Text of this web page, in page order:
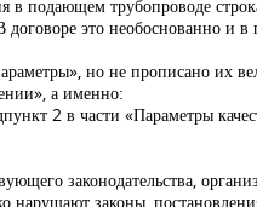
подающем трубопроводе
это необоснованно
но не прописано их
а именно:
2 в части «Параметры
законодательства,
законы,